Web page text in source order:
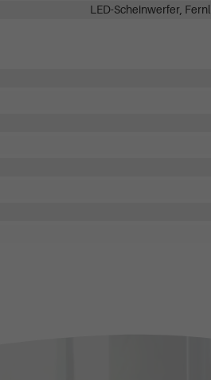
LED-Scheinwerfer,